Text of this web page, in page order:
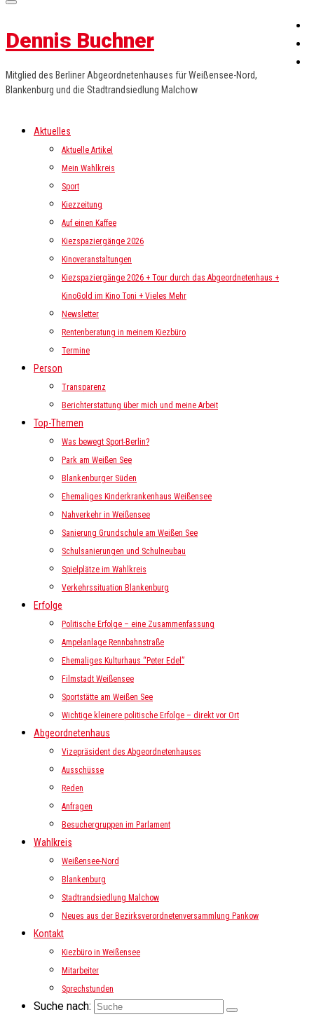
Dennis Buchner
Mitglied des Berliner Abgeordnetenhauses für Weißensee-Nord,
Blankenburg und die Stadtrandsiedlung Malchow
Aktuelles
Aktuelle Artikel
Mein Wahlkreis
Sport
Kiezzeitung
Auf einen Kaffee
Kiezspaziergänge 2026
Kinoveranstaltungen
Kiezspaziergänge 2026 + Tour durch das Abgeordnetenhaus +
KinoGold im Kino Toni + Vieles Mehr
Newsletter
Rentenberatung in meinem Kiezbüro
Termine
Person
Transparenz
Berichterstattung über mich und meine Arbeit
Top-Themen
Was bewegt Sport-Berlin?
Park am Weißen See
Blankenburger Süden
Ehemaliges Kinderkrankenhaus Weißensee
Nahverkehr in Weißensee
Sanierung Grundschule am Weißen See
Schulsanierungen und Schulneubau
Spielplätze im Wahlkreis
Verkehrssituation Blankenburg
Erfolge
Politische Erfolge – eine Zusammenfassung
Ampelanlage Rennbahnstraße
Ehemaliges Kulturhaus “Peter Edel”
Filmstadt Weißensee
Sportstätte am Weißen See
Wichtige kleinere politische Erfolge – direkt vor Ort
Abgeordnetenhaus
Vizepräsident des Abgeordnetenhauses
Ausschüsse
Reden
Anfragen
Besuchergruppen im Parlament
Wahlkreis
Weißensee-Nord
Blankenburg
Stadtrandsiedlung Malchow
Neues aus der Bezirksverordnetenversammlung Pankow
Kontakt
Kiezbüro in Weißensee
Mitarbeiter
Sprechstunden
Suche nach: